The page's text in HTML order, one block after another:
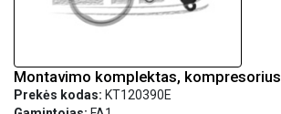
Montavimo komplektas, kompresorius
Prekės kodas: KT120390E